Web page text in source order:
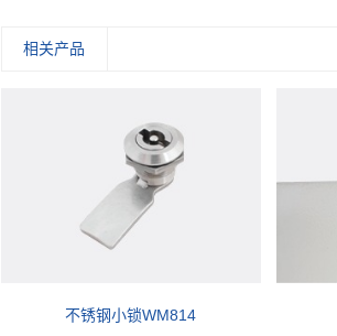
相关产品
不锈钢小锁WM814